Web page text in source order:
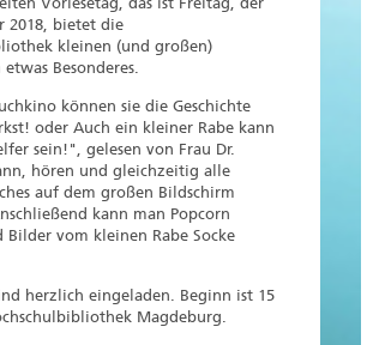
2018, bietet die
kleinen (und großen)
Besonderes.
können sie die Geschichte
oder Auch ein kleiner Rabe kann
sein!", gelesen von Frau Dr.
hören und gleichzeitig alle
auf dem großen Bildschirm
kann man Popcorn
Bilder vom kleinen Rabe Socke
herzlich eingeladen. Beginn ist 15
Magdeburg.